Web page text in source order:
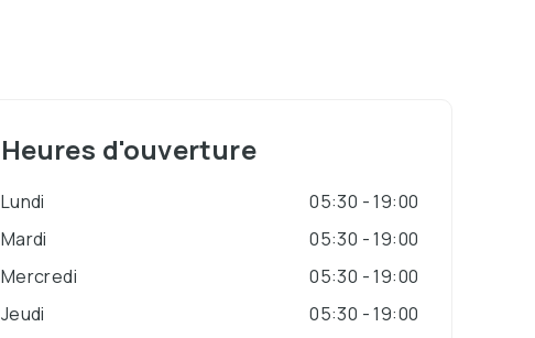
Heures d'ouverture
Lundi
05:30 - 19:00
Mardi
05:30 - 19:00
Mercredi
05:30 - 19:00
Jeudi
05:30 - 19:00